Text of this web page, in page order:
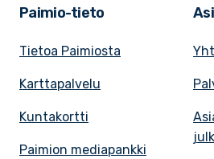
Paimio-tieto
Tietoa Paimiosta
Karttapalvelu
Kuntakortti
Paimion mediapankki